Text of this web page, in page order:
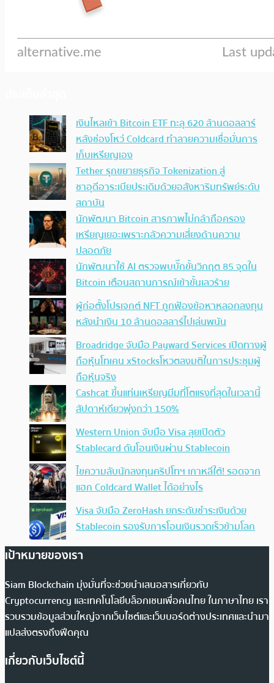
เงินไหลเข้า Bitcoin ETF ทะลุ 620 ล้านดอลลาร์
หลังช่องโหว่ Coldcard ทำลายความเชื่อมั่นการ
เก็บเหรียญเอง
Tether รุกขยายธุรกิจ Tokenization สู่
ซาอุดีอาระเบียประเดิมด้วยอสังหาริมทรัพย์ระดับ
สถาบัน
นักพัฒนา Bitcoin สารภาพไม่กล้าถือครอง
เหรียญเยอะเพราะกลัวความเสี่ยงด้านความ
ปลอดภัย
นักพัฒนาใช้ AI ตรวจพบบั๊กขั้นวิกฤต 85 จุดใน
Bitcoin เตือนสถานการณ์เข้าขั้นเลวร้าย
ผู้ก่อตั้งโปรเจกต์ NFT ถูกฟ้องข้อหาหลอกลงทุน
หลังนำเงิน 10 ล้านดอลลาร์ไปเล่นพนัน
Broadridge จับมือ Payward Services เปิดทางผู้
ถือหุ้นโทเคน xStocksโหวตลงมติในการประชุมผู้
ถือหุ้นจริง
Cashcat ขึ้นแท่นเหรียญมีมที่โตแรงที่สุดในเวลานี้
สัปดาห์เดียวพุ่งกว่า 150%
Western Union จับมือ Visa ลุยเปิดตัว
Stablecard ดันโอนเงินผ่าน Stablecoin
ไขความลับนักลงทุนคริปโทฯ เกาหลีใต้! รอดจาก
แฮก Coldcard Wallet ได้อย่างไร
Visa จับมือ ZeroHash ยกระดับชำระเงินด้วย
Stablecoin รองรับการโอนเงินรวดเร็วข้ามโลก
เป้าหมายของเรา
Siam Blockchain มุ่งมั่นที่จะช่วยนำเสนอสารเกี่ยวกับ
Cryptocurrency และเทคโนโลยีบล็อกเชนเพื่อคนไทย ในภาษาไทย เรา
รวบรวมข้อมูลส่วนใหญ่จากเว็บไซต์และเว็บบอร์ดต่างประเทศและนำมา
แปลส่งตรงถึงฟีดคุณ
เกี่ยวกับเว็บไซต์นี้